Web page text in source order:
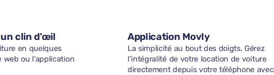
clin d’œil
en quelques
ou l’application
Application Movly
La simplicité au bout des doigts. Gérez
l’intégralité de votre location de voiture
directement depuis votre téléphone avec